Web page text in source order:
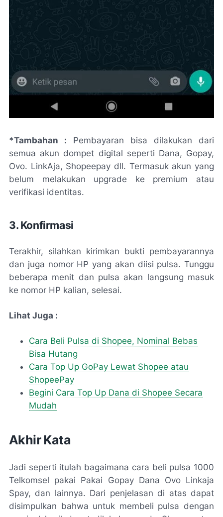
*Tambahan : Pembayaran bisa dilakukan dari
semua akun dompet digital seperti Dana, Gopay,
Ovo. LinkAja, Shopeepay dll. Termasuk akun yang
belum melakukan upgrade ke premium atau
verifikasi identitas.
3. Konfirmasi
Terakhir, silahkan kirimkan bukti pembayarannya
dan juga nomor HP yang akan diisi pulsa. Tunggu
beberapa menit dan pulsa akan langsung masuk
ke nomor HP kalian, selesai.
Lihat Juga :
Cara Beli Pulsa di Shopee, Nominal Bebas
Bisa Hutang
Cara Top Up GoPay Lewat Shopee atau
ShopeePay
Begini Cara Top Up Dana di Shopee Secara
Mudah
Akhir Kata
Jadi seperti itulah bagaimana cara beli pulsa 1000
Telkomsel pakai Pakai Gopay Dana Ovo Linkaja
Spay, dan lainnya. Dari penjelasan di atas dapat
disimpulkan bahwa untuk membeli pulsa dengan